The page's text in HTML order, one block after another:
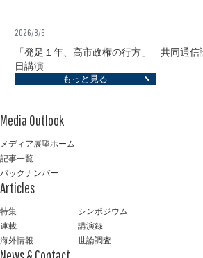
2026/8/6
「発足１年、高市政権の行方」 共同通信
日講演
もっと見る
メディア展望ホーム
記事一覧
バックナンバー
特集
連載
海外情報
シンポジウム
講演録
世論調査